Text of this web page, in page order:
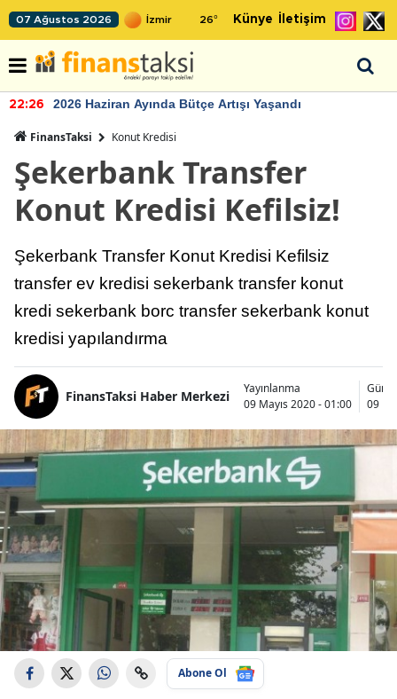
07 Ağustos 2026 26° Künye İletişim
22:26 2026 Haziran Ayında Bütçe Artışı Yaşandı
FinansTaksi Konut Kredisi
Şekerbank Transfer
Konut Kredisi Kefilsiz!
Şekerbank Transfer Konut Kredisi Kefilsiz
transfer ev kredisi sekerbank transfer konut
kredi sekerbank borc transfer sekerbank konut
kredisi yapılandırma
FinansTaksi Haber Merkezi
Yayınlanma
09 Mayıs 2020 - 01:00
09
Abone Ol